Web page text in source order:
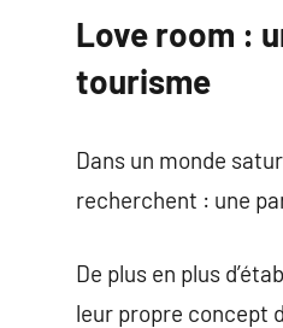
Love room :
tourisme
Dans un monde
recherchent : une
De plus en plus
leur propre concept